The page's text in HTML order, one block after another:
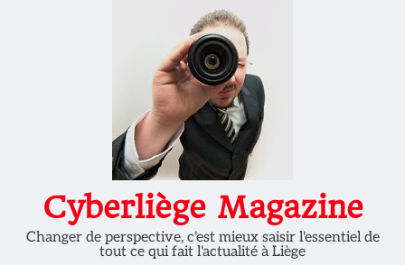
Cyberliège Magazine
Changer de perspective, c'est mieux saisir l'essentiel de
tout ce qui fait l'actualité à Liège